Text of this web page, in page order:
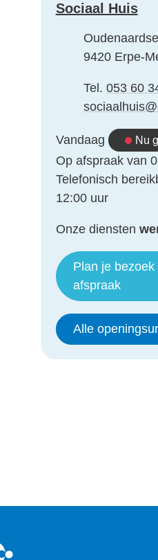
Sociaal Huis
Adres
,9420 Erpe-
053 60
E-mailsociaalhuis@
Vandaag Nu
Op afspraak van
Telefonisch
12:00 uur
Onze diensten
Plan je
afspraak
Alle